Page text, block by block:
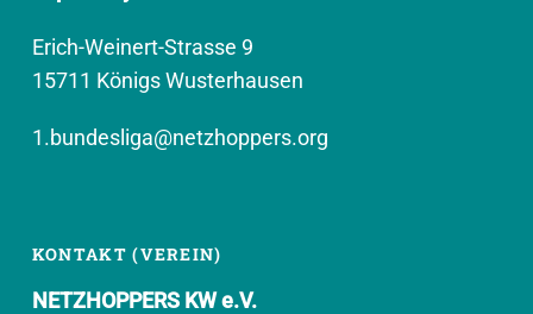
Erich-Weinert-Strasse 9
15711 Königs Wusterhausen
1.bundesliga@netzhoppers.org
KONTAKT (VEREIN)
NETZHOPPERS KW e.V.